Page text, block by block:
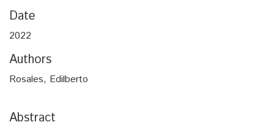
Date
2022
Authors
Rosales, Edilberto
Abstract